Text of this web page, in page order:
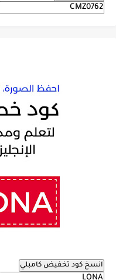
انسخ كود تخفيض كامبلي